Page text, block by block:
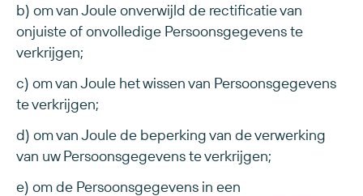
b) om van Joule onverwijld de rectificatie van
onjuiste of onvolledige Persoonsgegevens te
verkrijgen;
c) om van Joule het wissen van Persoonsgegevens
te verkrijgen;
d) om van Joule de beperking van de verwerking
van uw Persoonsgegevens te verkrijgen;
e) om de Persoonsgegevens in een